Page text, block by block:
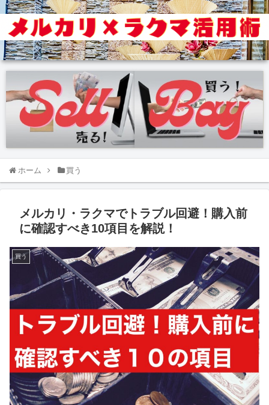
ホーム 買う
メルカリ・ラクマでトラブル回避！購入前
に確認すべき10項目を解説！
買う